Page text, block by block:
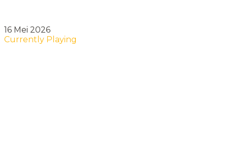
16 Mei 2026
Currently Playing